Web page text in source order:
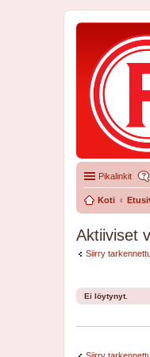
Pikalinkit
Koti
Aktiiviset
Siirry
Ei löytynyt.
Siirry